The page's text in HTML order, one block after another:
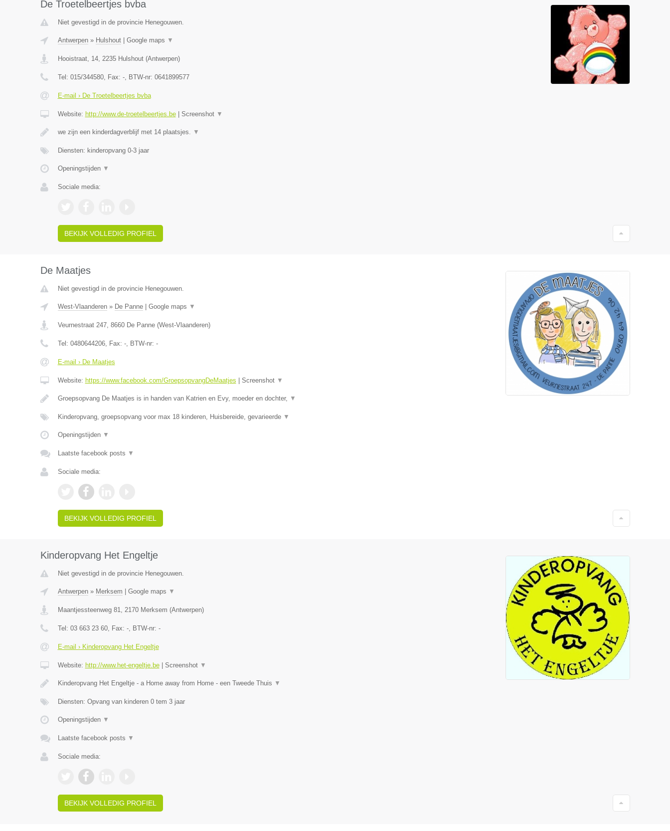
De Troetelbeertjes bvba
Niet gevestigd in de provincie Henegouwen.
Antwerpen» Hulshout| Google maps ▼
Hooistraat, 14, 2235 Hulshout(Antwerpen)
Tel: 015/344580, Fax: -, BTW-nr: 0641899577
E-mail › De Troetelbeertjes bvba
Website: http://www.de-troetelbeertjes.be| Screenshot ▼
we zijn een kinderdagverblijf met 14 plaatsjes. ▼
Diensten: kinderopvang 0-3 jaar
Openingstijden ▼
Sociale media:
BEKIJK VOLLEDIG PROFIEL
De Maatjes
Niet gevestigd in de provincie Henegouwen.
West-Vlaanderen» De Panne| Google maps ▼
Veurnestraat 247, 8660 De Panne(West-Vlaanderen)
Tel: 0480644206, Fax: -, BTW-nr: -
E-mail › De Maatjes
Website: https://www.facebook.com/GroepsopvangDeMaatjes Screenshot ▼
Groepsopvang De Maatjes is in handen van Katrien en Evy, moeder en dochter, ▼
Kinderopvang, groepsopvang voor max 18 kinderen, Huisbereide, gevarieerde ▼
Openingstijden ▼
Laatste facebook posts ▼
Sociale media:
BEKIJK VOLLEDIG PROFIEL
Kinderopvang Het Engeltje
Niet gevestigd in de provincie Henegouwen.
Antwerpen» Merksem Google maps ▼
Maantjessteenweg 81, 2170 Merksem (Antwerpen)
Tel: 03 663 23 60, Fax: -, BTW-nr: -
E-mail › Kinderopvang Het Engeltje
Website: http://www.het-engeltje.be| Screenshot ▼
Kinderopvang Het Engeltje - a Home away from Home - een Tweede Thuis ▼
Diensten: Opvang van kinderen 0 tem 3 jaar
Openingstijden ▼
Laatste facebook posts ▼
Sociale media:
BEKIJK VOLLEDIG PROFIEL